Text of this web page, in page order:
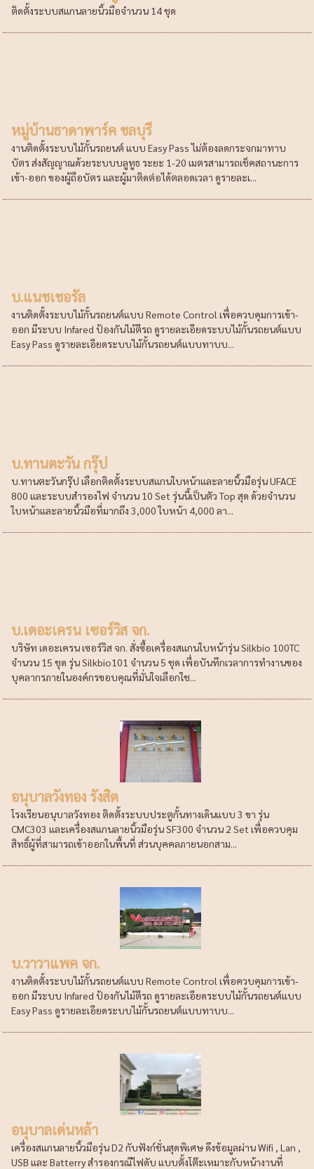
ติดตั้งระบบสแกนลายนิ้วมือจำนวน 14 ชุด
หมู่บ้านธาดาพาร์ค ชลบุรี
งานติดตั้งระบบไม้กั้นรถยนต์ แบบ Easy Pass ไม่ต้องลดกระจกมาทาบ
บัตร ส่งสัญญาณด้วยระบบบลูทูธ ระยะ 1-20 เมตรสามารถเช็คสถานะการ
เข้า-ออก ของผู้ถือบัตร และผู้มาติดต่อได้ตลอดเวลา ดูรายละเ...
บ.แนชเชอรัล
งานติดตั้งระบบไม้กั้นรถยนต์แบบ Remote Control เพื่อควบคุมการเข้า-
ออก มีระบบ Infared ป้องกันไม้ตีรถ ดูรายละเอียดระบบไม้กั้นรถยนต์แบบ
Easy Pass ดูรายละเอียดระบบไม้กั้นรถยนต์แบบทาบบ...
บ.ทานตะวัน กรุ๊ป
บ.ทานตะวันกรุ๊ป เลือกติดตั้งระบบสแกนใบหน้าและลายนิ้วมือรุ่น UFACE
800 และระบบสำรองไฟ จำนวน 10 Set รุ่นนี้เป็นตัว Top สุด ด้วยจำนวน
ใบหน้าและลายนิ้วมือที่มากถึง 3,000 ใบหน้า 4,000 ลา...
บ.เดอะเครน เซอร์วิส จก.
บริษัท เดอะเครน เซอร์วิส จก. สั่งซื้อเครื่องสแกนใบหน้ารุ่น Silkbio 100TC
จำนวน 15 ชุด รุ่น Silkbio101 จำนวน 5 ชุด เพื่อบันทึกเวลาการทำงานของ
บุคลากรภายในองค์กรขอบคุณที่มั่นใจเลือกใช...
อนุบาลวังทอง รังสิต
โรงเรียนอนุบาลวังทอง ติดตั้งระบบประตูกั้นทางเดินแบบ 3 ขา รุ่น
CMC303 และเครื่องสแกนลายนิ้วมือรุ่น SF300 จำนวน 2 Set เพื่อควบคุม
สิทธิ์ผู้ที่สามารถเข้าออกในพื้นที่ ส่วนบุคคลภายนอกสาม...
บ.วาวาแพค จก.
งานติดตั้งระบบไม้กั้นรถยนต์แบบ Remote Control เพื่อควบคุมการเข้า-
ออก มีระบบ Infared ป้องกันไม้ตีรถ ดูรายละเอียดระบบไม้กั้นรถยนต์แบบ
Easy Pass ดูรายละเอียดระบบไม้กั้นรถยนต์แบบทาบบ...
อนุบาลเด่นหล้า
เครื่องสแกนลายนิ้วมือรุ่น D2 กับฟังก์ชั่นสุดพิเศษ ดึงข้อมูลผ่าน Wifi , Lan ,
USB และ Batterry สำรองกรณีไฟดับ แบบตั้งโต๊ะเหมาะกับหน้างานที่